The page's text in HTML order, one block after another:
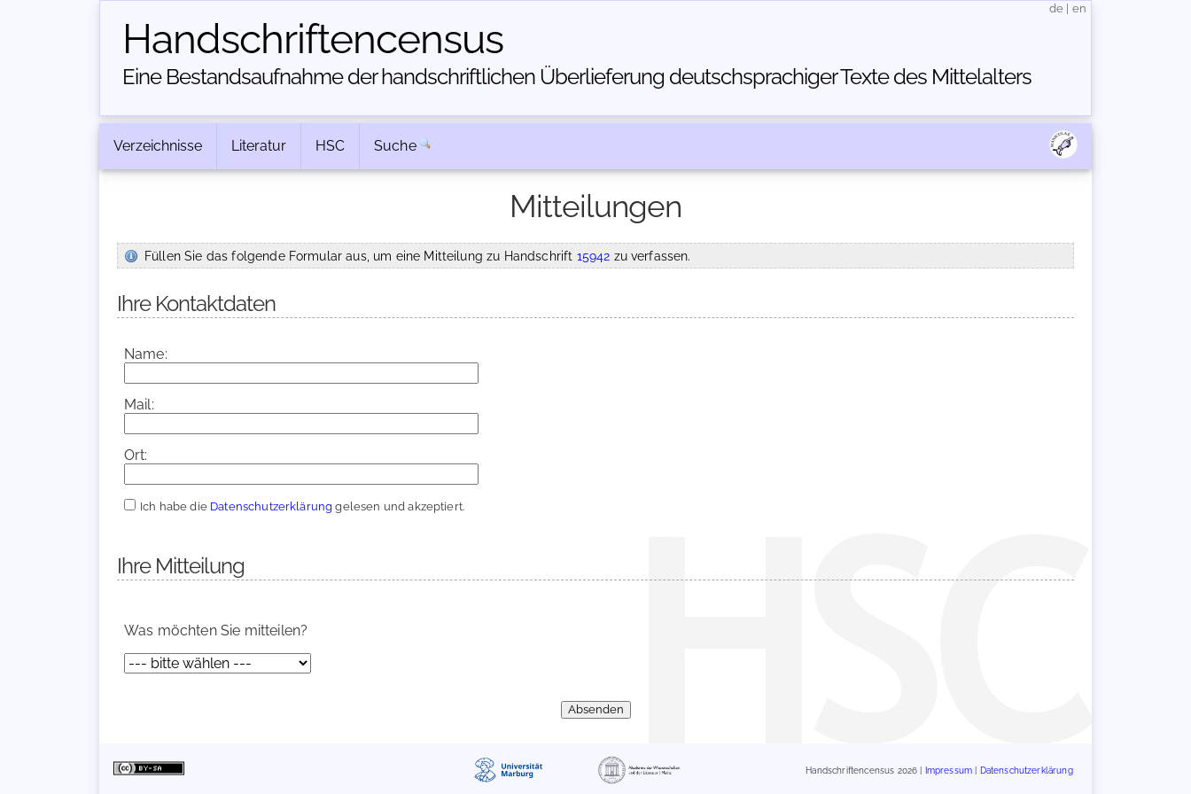
Handschriften­census
Eine Bestandsaufnahme der handschriftlichen Über­lieferung deutschsprachiger Texte des Mittelalters
de en
Verzeichnisse Literatur HSC Suche
Mitteilungen
Füllen Sie das folgende Formular aus, um eine Mitteilung zu Handschrift 15942 zu verfassen.
Ihre Kontaktdaten
Name:
Mail:
Ort:
Ich habe die Datenschutzerklärung gelesen und akzeptiert.
Ihre Mitteilung
Was möchten Sie mitteilen?
Handschriftencensus 2026 | Impressum Datenschutzerklärung